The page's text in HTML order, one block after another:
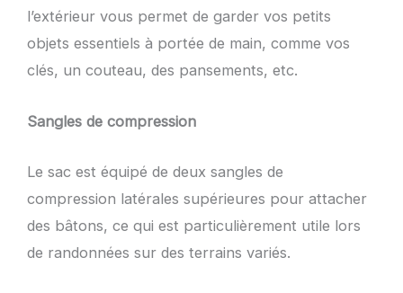
l’extérieur vous permet de garder vos petits
objets essentiels à portée de main, comme vos
clés, un couteau, des pansements, etc.
Sangles de compression
Le sac est équipé de deux sangles de
compression latérales supérieures pour attacher
des bâtons, ce qui est particulièrement utile lors
de randonnées sur des terrains variés.